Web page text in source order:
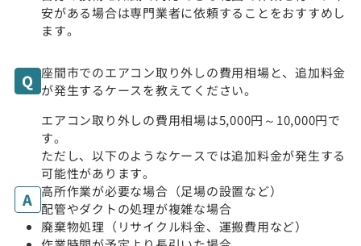
安がある場合は専門業者に依頼することをおすすめし
ます。
座間市でのエアコン取り外しの費用相場と、追加料金
が発生するケースを教えてください。
エアコン取り外しの費用相場は5,000円～10,000円で
す。
ただし、以下のようなケースでは追加料金が発生する
可能性があります。
高所作業が必要な場合（足場の設置など）
配管やダクトの処理が複雑な場合
廃棄物処理（リサイクル料金、運搬費用など）